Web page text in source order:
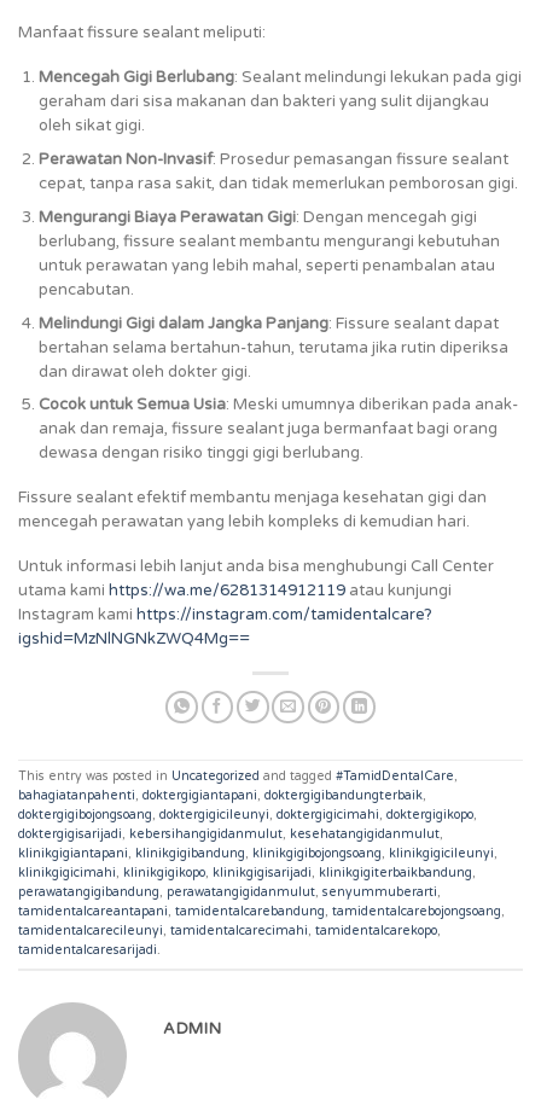
Manfaat fissure sealant meliputi:
Mencegah Gigi Berlubang: Sealant melindungi lekukan pada gigi
geraham dari sisa makanan dan bakteri yang sulit dijangkau
oleh sikat gigi.
Perawatan Non-Invasif: Prosedur pemasangan fissure sealant
cepat, tanpa rasa sakit, dan tidak memerlukan pemborosan gigi.
Mengurangi Biaya Perawatan Gigi: Dengan mencegah gigi
berlubang, fissure sealant membantu mengurangi kebutuhan
untuk perawatan yang lebih mahal, seperti penambalan atau
pencabutan.
Melindungi Gigi dalam Jangka Panjang: Fissure sealant dapat
bertahan selama bertahun-tahun, terutama jika rutin diperiksa
dan dirawat oleh dokter gigi.
Cocok untuk Semua Usia: Meski umumnya diberikan pada anak-
anak dan remaja, fissure sealant juga bermanfaat bagi orang
dewasa dengan risiko tinggi gigi berlubang.
Fissure sealant efektif membantu menjaga kesehatan gigi dan
mencegah perawatan yang lebih kompleks di kemudian hari.
Untuk informasi lebih lanjut anda bisa menghubungi Call Center
utama kami https://wa.me/6281314912119 atau kunjungi
Instagram kami https://instagram.com/tamidentalcare?
igshid=MzNlNGNkZWQ4Mg==
This entry was posted in Uncategorized and tagged #TamidDentalCare,
bahagiatanpahenti, doktergigiantapani, doktergigibandungterbaik,
doktergigibojongsoang, doktergigicileunyi, doktergigicimahi, doktergigikopo,
doktergigisarijadi, kebersihangigidanmulut, kesehatangigidanmulut,
klinikgigiantapani, klinikgigibandung, klinikgigibojongsoang, klinikgigicileunyi,
klinikgigicimahi, klinikgigikopo, klinikgigisarijadi, klinikgigiterbaikbandung,
perawatangigibandung, perawatangigidanmulut, senyummuberarti,
tamidentalcareantapani, tamidentalcarebandung, tamidentalcarebojongsoang,
tamidentalcarecileunyi, tamidentalcarecimahi, tamidentalcarekopo,
tamidentalcaresarijadi.
ADMIN